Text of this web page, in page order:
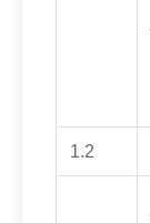
1.2